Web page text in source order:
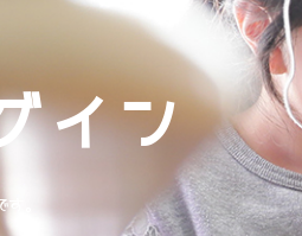
イン
。